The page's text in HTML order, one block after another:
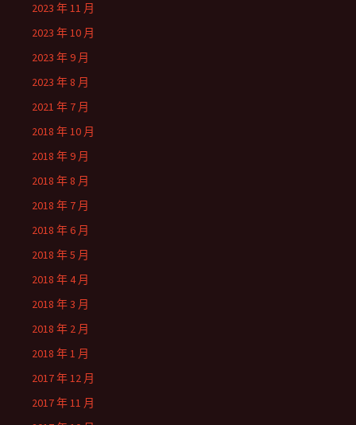
2023 年 11 月
2023 年 10 月
2023 年 9 月
2023 年 8 月
2021 年 7 月
2018 年 10 月
2018 年 9 月
2018 年 8 月
2018 年 7 月
2018 年 6 月
2018 年 5 月
2018 年 4 月
2018 年 3 月
2018 年 2 月
2018 年 1 月
2017 年 12 月
2017 年 11 月